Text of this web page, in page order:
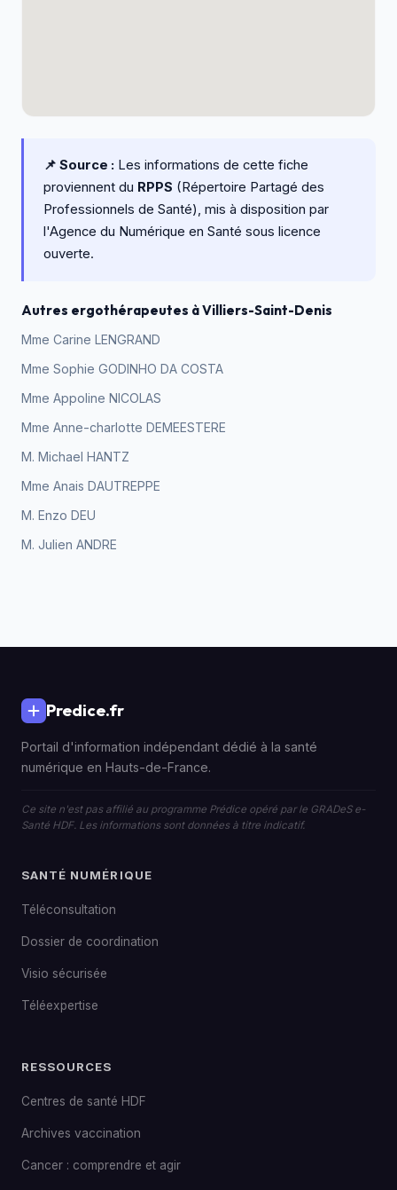
📌 Source : Les informations de cette fiche
proviennent du RPPS (Répertoire Partagé des
Professionnels de Santé), mis à disposition par
l'Agence du Numérique en Santé sous licence
ouverte.
Autres ergothérapeutes à Villiers-Saint-Denis
Mme Carine LENGRAND
Mme Sophie GODINHO DA COSTA
Mme Appoline NICOLAS
Mme Anne-charlotte DEMEESTERE
M. Michael HANTZ
Mme Anais DAUTREPPE
M. Enzo DEU
M. Julien ANDRE
Predice.fr
Portail d'information indépendant dédié à la santé
numérique en Hauts-de-France.
Ce site n'est pas affilié au programme Prédice opéré par le GRADeS e-
Santé HDF. Les informations sont données à titre indicatif.
SANTÉ NUMÉRIQUE
Téléconsultation
Dossier de coordination
Visio sécurisée
Téléexpertise
RESSOURCES
Centres de santé HDF
Archives vaccination
Cancer : comprendre et agir